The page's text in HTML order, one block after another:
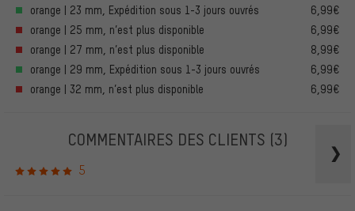
orange | 23 mm, Expédition sous 1-3 jours ouvrés
6,99€
orange | 25 mm, n’est plus disponible
6,99€
orange | 27 mm, n’est plus disponible
8,99€
orange | 29 mm, Expédition sous 1-3 jours ouvrés
6,99€
orange | 32 mm, n’est plus disponible
6,99€
COMMENTAIRES DES CLIENTS (3)
5